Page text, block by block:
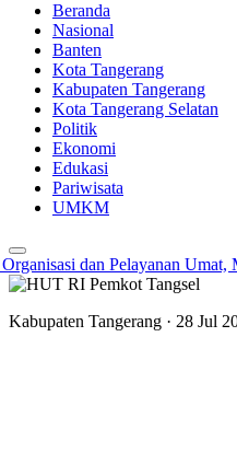
Beranda
Nasional
Banten
Kota Tangerang
Kabupaten Tangerang
Kota Tangerang Selatan
Politik
Ekonomi
Edukasi
Pariwisata
UMKM
dan Pelayanan Umat,
Kabupaten Tangerang · 28 Jul